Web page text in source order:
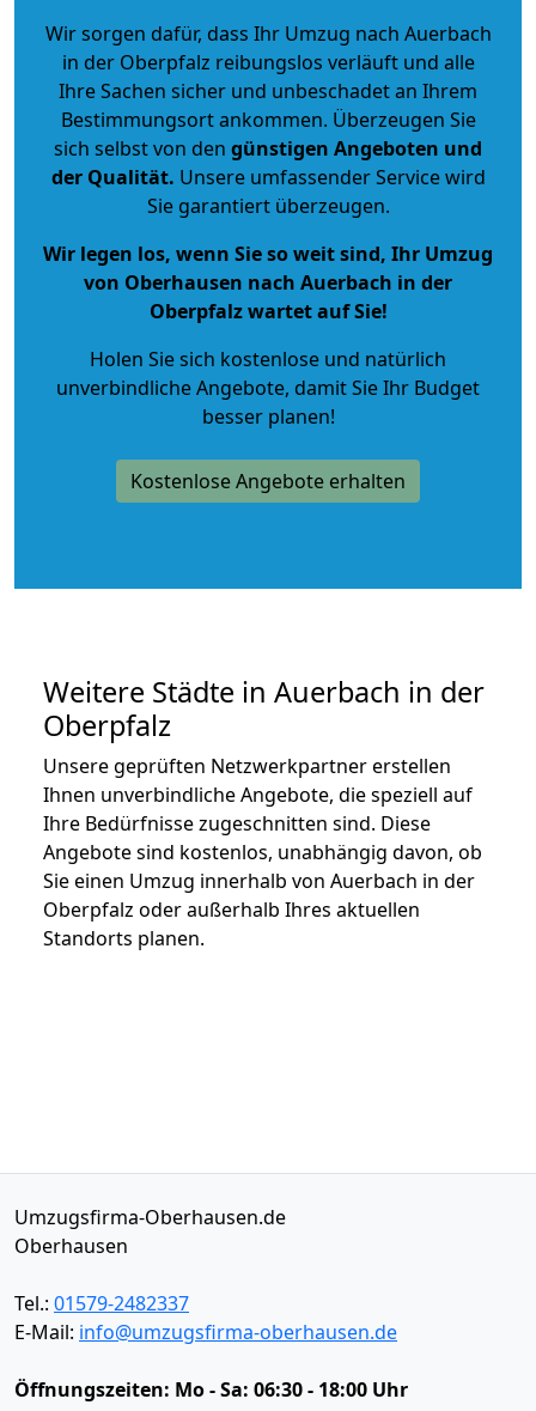
Wir sorgen dafür, dass Ihr Umzug nach Auerbach
in der Oberpfalz reibungslos verläuft und alle
Ihre Sachen sicher und unbeschadet an Ihrem
Bestimmungsort ankommen. Überzeugen Sie
sich selbst von den günstigen Angeboten und
der Qualität. Unsere umfassender Service wird
Sie garantiert überzeugen.
Wir legen los, wenn Sie so weit sind, Ihr Umzug
von Oberhausen nach Auerbach in der
Oberpfalz wartet auf Sie!
Holen Sie sich kostenlose und natürlich
unverbindliche Angebote, damit Sie Ihr Budget
besser planen!
Kostenlose Angebote erhalten
Weitere Städte in Auerbach in der
Oberpfalz
Unsere geprüften Netzwerkpartner erstellen
Ihnen unverbindliche Angebote, die speziell auf
Ihre Bedürfnisse zugeschnitten sind. Diese
Angebote sind kostenlos, unabhängig davon, ob
Sie einen Umzug innerhalb von Auerbach in der
Oberpfalz oder außerhalb Ihres aktuellen
Standorts planen.
Umzugsfirma-Oberhausen.de
Oberhausen
Tel.: 01579-2482337
E-Mail: info@umzugsfirma-oberhausen.de
Öffnungszeiten: Mo - Sa: 06:30 - 18:00 Uhr